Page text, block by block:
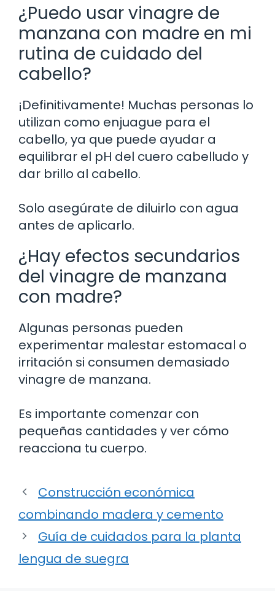
¿Puedo usar vinagre de
manzana con madre en mi
rutina de cuidado del
cabello?
¡Definitivamente! Muchas personas lo
utilizan como enjuague para el
cabello, ya que puede ayudar a
equilibrar el pH del cuero cabelludo y
dar brillo al cabello.
Solo asegúrate de diluirlo con agua
antes de aplicarlo.
¿Hay efectos secundarios
del vinagre de manzana
con madre?
Algunas personas pueden
experimentar malestar estomacal o
irritación si consumen demasiado
vinagre de manzana.
Es importante comenzar con
pequeñas cantidades y ver cómo
reacciona tu cuerpo.
Construcción económica
combinando madera y cemento
Guía de cuidados para la planta
lengua de suegra